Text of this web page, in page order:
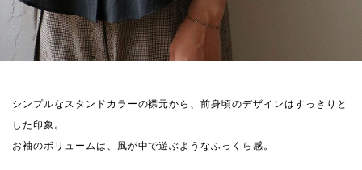
シンプルなスタンドカラーの襟元から、前身頃のデザインはすっきりと
した印象。
お袖のボリュームは、風が中で遊ぶようなふっくら感。